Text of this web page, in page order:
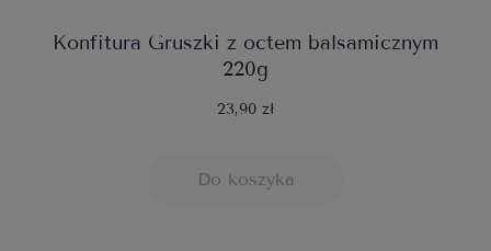
Konfitura Gruszki z octem balsamicznym
220g
23,90 zł
Do koszyka